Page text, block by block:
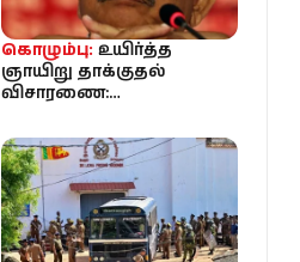
கொழும்பு: உயிர்த்த
ஞாயிறு தாக்குதல்
விசாரணை:
சட்டத்தின் கீழ் கைதைத்
தட...